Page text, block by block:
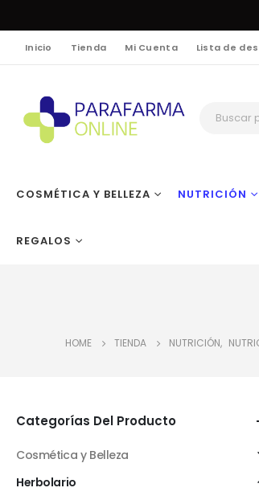
Inicio Tienda Mi Cuenta Lista de
COSMÉTICA Y BELLEZA NUTRICIÓN
REGALOS
HOME
TIENDA NUTRICIÓN,
Categorías Del Producto
Cosmética y Belleza
Herbolario